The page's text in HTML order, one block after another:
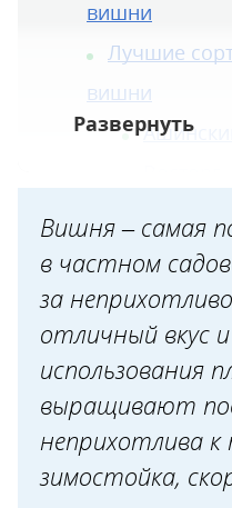
вишни
Лучшие
вишни
Как
Вишня – самая
в частном
за
отличный вкус
использования
выращивают
неприхотлива к
зимостойка,